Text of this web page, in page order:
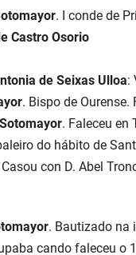
. I conde de
Castro Osorio
de Seixas Ulloa:
. Bispo de
. Faleceu en
do hábito de
con D. Abel
. Bautizado na
cando faleceu o